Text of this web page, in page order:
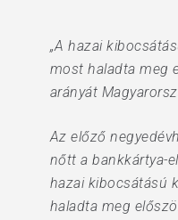
„A hazai
most haladta meg
arányát
Az előző
nőtt a bankkártya-
hazai kibocsátású
haladta meg